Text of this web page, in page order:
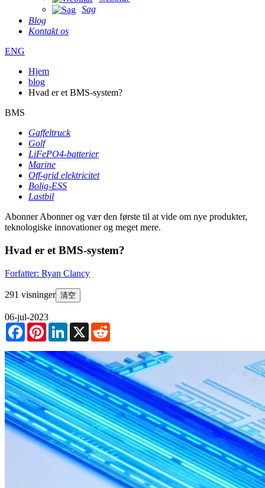
Sag
Blog
Kontakt os
ENG
Hjem
blog
Hvad er et BMS-system?
BMS
Gaffeltruck
Golf
LiFePO4-batterier
Marine
Off-grid elektricitet
Bolig-ESS
Lastbil
Abonner Abonner og vær den første til at vide om nye produkter,
teknologiske innovationer og meget mere.
Hvad er et BMS-system?
Forfatter: Ryan Clancy
291 visninger 清空
06-jul-2023
FacebookPinterestLinkedIn
X